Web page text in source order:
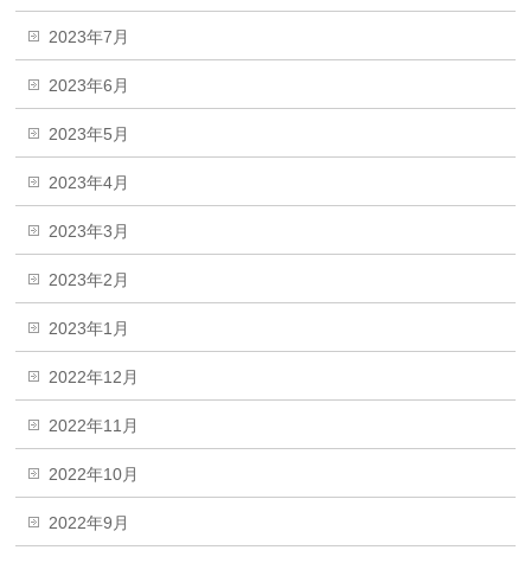
2023年7月
2023年6月
2023年5月
2023年4月
2023年3月
2023年2月
2023年1月
2022年12月
2022年11月
2022年10月
2022年9月